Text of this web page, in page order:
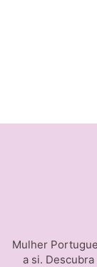
Mulher
a si.